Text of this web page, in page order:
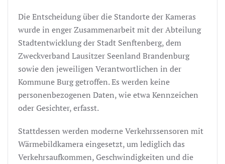
Die Entscheidung über die Standorte der Kameras
wurde in enger Zusammenarbeit mit der Abteilung
Stadtentwicklung der Stadt Senftenberg, dem
Zweckverband Lausitzer Seenland Brandenburg
sowie den jeweiligen Verantwortlichen in der
Kommune Burg getroffen. Es werden keine
personenbezogenen Daten, wie etwa Kennzeichen
oder Gesichter, erfasst.
Stattdessen werden moderne Verkehrssensoren mit
Wärmebildkamera eingesetzt, um lediglich das
Verkehrsaufkommen, Geschwindigkeiten und die